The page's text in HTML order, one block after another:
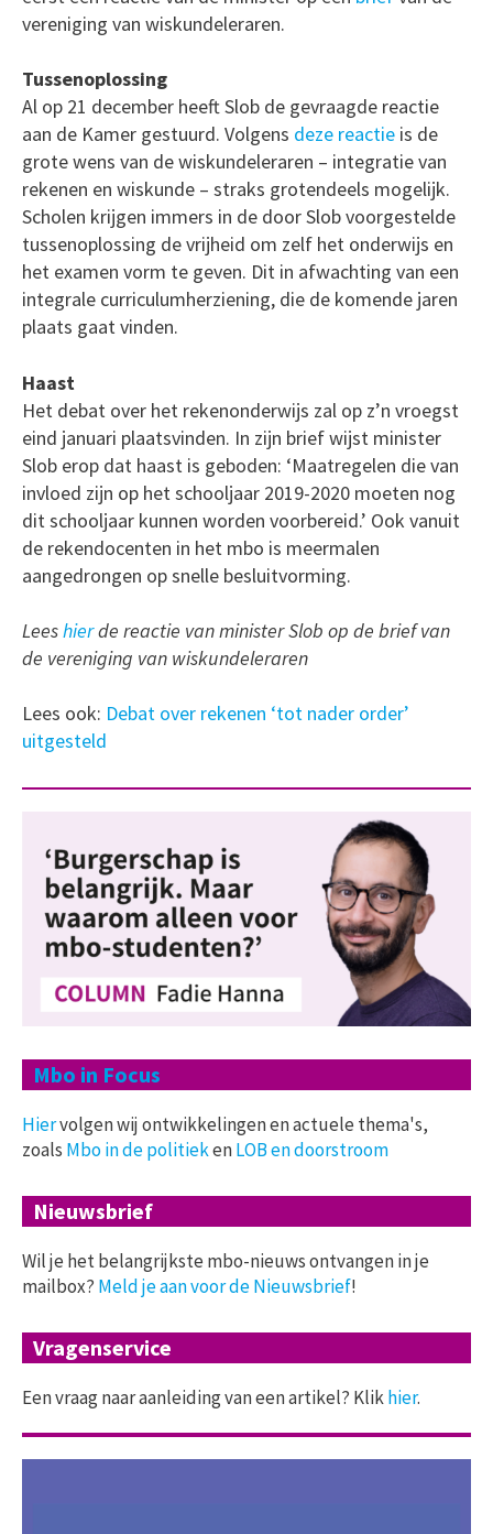
vereniging van wiskundeleraren.
Tussenoplossing
Al op 21 december heeft Slob de gevraagde reactie
aan de Kamer gestuurd. Volgens deze reactie is de
grote wens van de wiskundeleraren – integratie van
rekenen en wiskunde – straks grotendeels mogelijk.
Scholen krijgen immers in de door Slob voorgestelde
tussenoplossing de vrijheid om zelf het onderwijs en
het examen vorm te geven. Dit in afwachting van een
integrale curriculumherziening, die de komende jaren
plaats gaat vinden.
Haast
Het debat over het rekenonderwijs zal op z’n vroegst
eind januari plaatsvinden. In zijn brief wijst minister
Slob erop dat haast is geboden: ‘Maatregelen die van
invloed zijn op het schooljaar 2019-2020 moeten nog
dit schooljaar kunnen worden voorbereid.’ Ook vanuit
de rekendocenten in het mbo is meermalen
aangedrongen op snelle besluitvorming.
Leeshierde reactie van minister Slob op de brief van
de vereniging van wiskundeleraren
Lees ook: Debat over rekenen ‘tot nader order’
uitgesteld
Mbo in Focus
Hiervolgen wij ontwikkelingen en actuele thema's,
zoals Mbo in de politiekenLOB en doorstroom
Nieuwsbrief
Wil je het belangrijkste mbo-nieuws ontvangen in je
mailbox? Meld je aan voor de Nieuwsbrief!
Vragenservice
Een vraag naar aanleiding van een artikel? Klikhier.